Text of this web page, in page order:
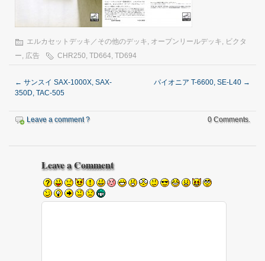
エルカセットデッキ／その他のデッキ, オープンリールデッキ, ビクタ
ー, 広告 CHR250, TD664, TD694
← サンスイ SAX-1000X, SAX-
350D, TAC-505
パイオニア T-6600, SE-L40 →
Leave a comment ? 0 Comments.
Leave a Comment